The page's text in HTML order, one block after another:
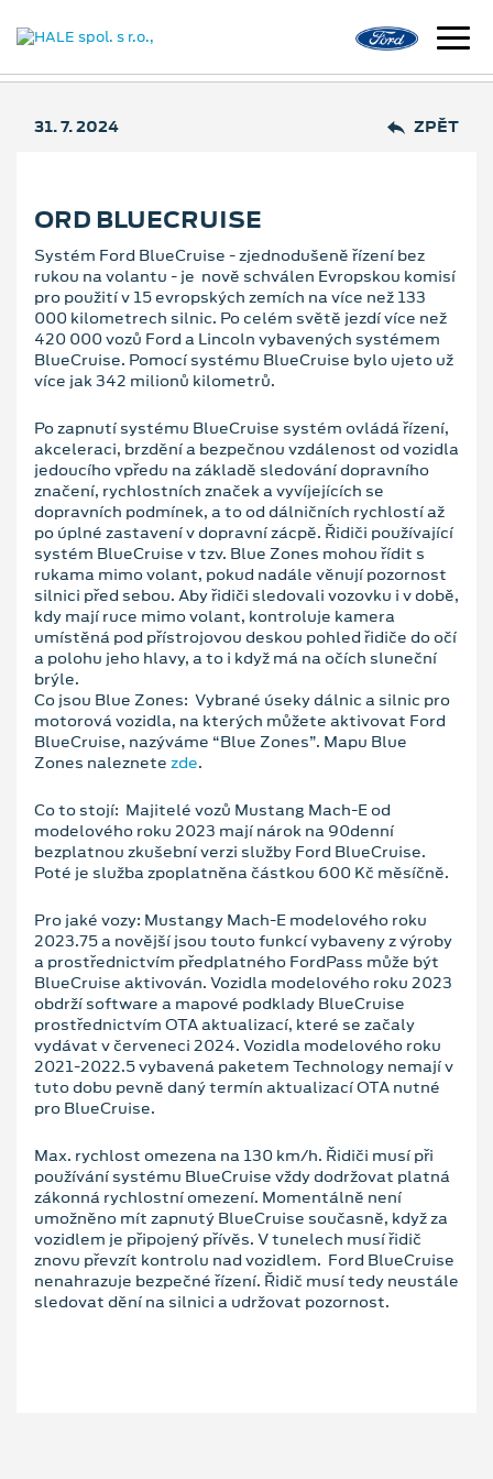
31. 7. 2024 ZPĚT
ORD BLUECRUISE
Systém Ford BlueCruise - zjednodušeně řízení bez
rukou na volantu - je nově schválen Evropskou komisí
pro použití v 15 evropských zemích na více než 133
000 kilometrech silnic. Po celém světě jezdí více než
420 000 vozů Ford a Lincoln vybavených systémem
BlueCruise. Pomocí systému BlueCruise bylo ujeto už
více jak 342 milionů kilometrů.
Po zapnutí systému BlueCruise systém ovládá řízení,
akceleraci, brzdění a bezpečnou vzdálenost od vozidla
jedoucího vpředu na základě sledování dopravního
značení, rychlostních značek a vyvíjejících se
dopravních podmínek, a to od dálničních rychlostí až
po úplné zastavení v dopravní zácpě. Řidiči používající
systém BlueCruise v tzv. Blue Zones mohou řídit s
rukama mimo volant, pokud nadále věnují pozornost
silnici před sebou. Aby řidiči sledovali vozovku i v době,
kdy mají ruce mimo volant, kontroluje kamera
umístěná pod přístrojovou deskou pohled řidiče do očí
a polohu jeho hlavy, a to i když má na očích sluneční
brýle.
Co jsou Blue Zones: Vybrané úseky dálnic a silnic pro
motorová vozidla, na kterých můžete aktivovat Ford
BlueCruise, nazýváme “Blue Zones”. Mapu Blue
Zones naleznete zde.
Co to stojí: Majitelé vozů Mustang Mach-E od
modelového roku 2023 mají nárok na 90denní
bezplatnou zkušební verzi služby Ford BlueCruise.
Poté je služba zpoplatněna částkou 600 Kč měsíčně.
Pro jaké vozy: Mustangy Mach-E modelového roku
2023.75 a novější jsou touto funkcí vybaveny z výroby
a prostřednictvím předplatného FordPass může být
BlueCruise aktivován. Vozidla modelového roku 2023
obdrží software a mapové podklady BlueCruise
prostřednictvím OTA aktualizací, které se začaly
vydávat v červeneci 2024. Vozidla modelového roku
2021-2022.5 vybavená paketem Technology nemají v
tuto dobu pevně daný termín aktualizací OTA nutné
pro BlueCruise.
Max. rychlost omezena na 130 km/h. Řidiči musí při
používání systému BlueCruise vždy dodržovat platná
zákonná rychlostní omezení. Momentálně není
umožněno mít zapnutý BlueCruise současně, když za
vozidlem je připojený přívěs. V tunelech musí řidič
znovu převzít kontrolu nad vozidlem. Ford BlueCruise
nenahrazuje bezpečné řízení. Řidič musí tedy neustále
sledovat dění na silnici a udržovat pozornost.